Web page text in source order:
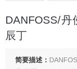
DANFOSS/
辰丁
简要描述：